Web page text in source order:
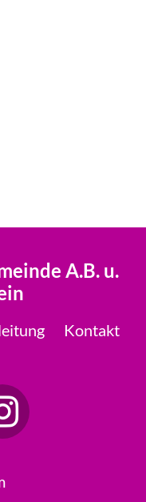
A.B. u.
Kontakt